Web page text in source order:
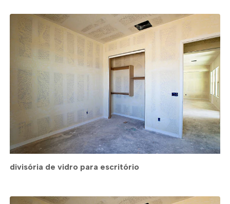
divisória de vidro para escritório